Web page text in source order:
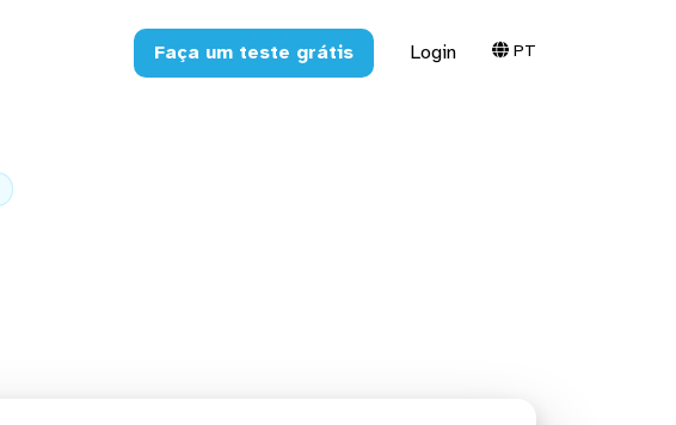
Faça um teste grátis Login PT